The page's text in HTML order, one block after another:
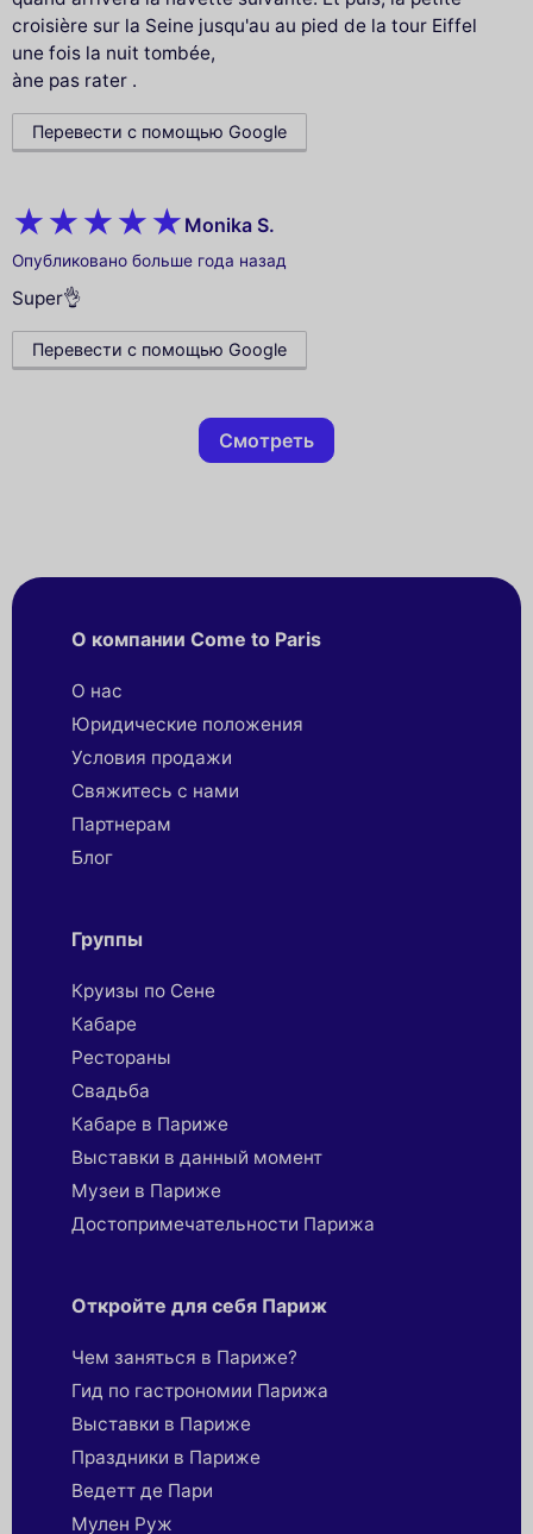
croisière sur la Seine jusqu'au au pied de la tour Eiffel
une fois la nuit tombée,
àne pas rater .
Перевести с помощью Google
Monika S.
Опубликовано больше года назад
Super👌
Перевести с помощью Google
Смотреть
О компании Come to Paris
О нас
Юридические положения
Условия продажи
Свяжитесь с нами
Партнерaм
Блог
Группы
Круизы по Сене
Кабаре
Рестораны
Свадьба
Кабаре в Париже
Выставки в данный момент
Музеи в Париже
Достопримечательности Парижа
Откройте для себя Париж
Чем заняться в Париже?
Гид по гастрономии Парижа
Выставки в Париже
Праздники в Париже
Ведетт де Пари
Мулен Руж